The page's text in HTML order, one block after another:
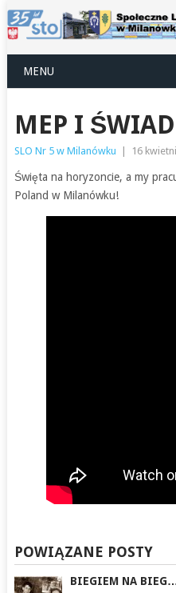
MENU
MEP I
SLO Nr 5 w Milanówku 16
Święta na horyzoncie, a my
Poland w Milanówku!
POWIĄZANE POSTY
BIEGIEM NA